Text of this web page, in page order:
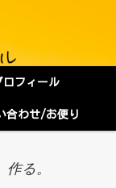
ロフィール
合わせ/お便り
作る。